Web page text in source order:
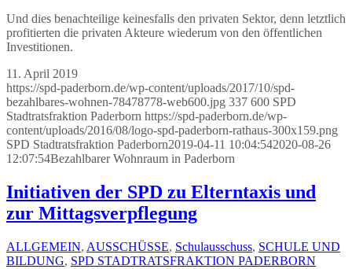
Und dies benachteilige keinesfalls den privaten Sektor, denn letztlich
profitierten die privaten Akteure wiederum von den öffentlichen
Investitionen.
11. April 2019
https://spd-paderborn.de/wp-content/uploads/2017/10/spd-
bezahlbares-wohnen-78478778-web600.jpg 337 600 SPD
Stadtratsfraktion Paderborn https://spd-paderborn.de/wp-
content/uploads/2016/08/logo-spd-paderborn-rathaus-300x159.png
SPD Stadtratsfraktion Paderborn2019-04-11 10:04:542020-08-26
12:07:54Bezahlbarer Wohnraum in Paderborn
Initiativen der SPD zu Elterntaxis und
zur Mittagsverpflegung
ALLGEMEIN, AUSSCHÜSSE, Schulausschuss, SCHULE UND
BILDUNG, SPD STADTRATSFRAKTION PADERBORN